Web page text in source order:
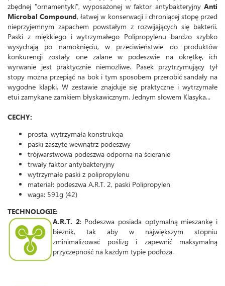
zbędnej "ornamentyki", wyposażonej w faktor antybakteryjny Anti
Microbal Compound, łatwej w konserwacji i chroniącej stopę przed
nieprzyjemnym zapachem powstałym z rozwijających się bakterii.
Paski z miękkiego i wytrzymałego Polipropylenu bardzo szybko
wysychają po namoknięciu, w przeciwieństwie do produktów
konkurencji zostały one zalane w podeszwie na okrętkę, ich
wyrwanie jest praktycznie niemożliwe. Pasek przytrzymujący tył
stopy można przepiąć na bok i tym sposobem przerobić sandały na
wygodne klapki. W zestawie znajduje się praktyczne i wytrzymałe
etui zamykane zamkiem błyskawicznym. Jednym słowem Klasyka...
CECHY:
prosta, wytrzymała konstrukcja
paski zaszyte wewnątrz podeszwy
trójwarstwowa podeszwa odporna na ścieranie
trwały faktor antybakteryjny
wytrzymałe paski z polipropylenu
materiał: podeszwa A.R.T. 2, paski Polipropylen
waga: 591g (42)
TECHNOLOGIE:
A.R.T. 2: Podeszwa posiada optymalną mieszankę i
bieżnik, tak aby w największym stopniu
zminimalizować poślizg i zapewnić maksymalną
przyczepność na każdym typie podłoża.